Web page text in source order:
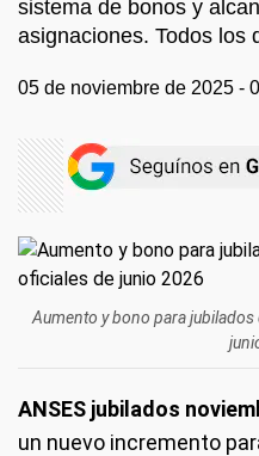
sistema de bonos y
asignaciones. Todos los
05 de noviembre de 2025 -
Aumento y bono para
ANSES jubilados
un nuevo incremento